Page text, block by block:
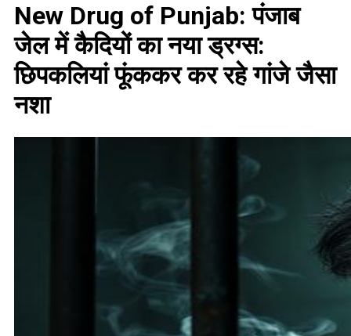
New Drug of Punjab: पंजाब
जेल में कैदियों का नया ड्रग्स:
छिपकलियां फूंककर कर रहे गांजे जैसा
नशा